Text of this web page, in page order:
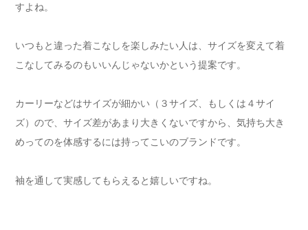
すよね。
いつもと違った着こなしを楽しみたい人は、サイズを変えて着
こなしてみるのもいいんじゃないかという提案です。
カーリーなどはサイズが細かい（３サイズ、もしくは４サイ
ズ）ので、サイズ差があまり大きくないですから、気持ち大き
めってのを体感するには持ってこいのブランドです。
袖を通して実感してもらえると嬉しいですね。